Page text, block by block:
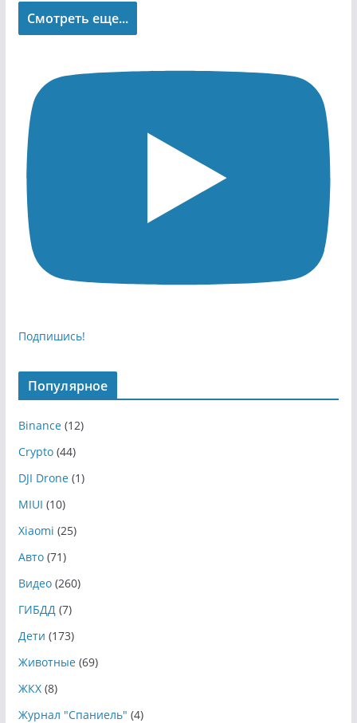
Смотреть еще...
Подпишись!
Популярное
Binance(12)
Crypto(44)
DJI Drone(1)
MIUI (10)
Xiaomi (25)
Авто(71)
Видео(260)
ГИБДД(7)
Дети (173)
Животные(69)
ЖКХ(8)
Журнал "Спаниель" (4)